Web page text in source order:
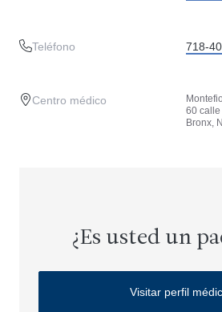
Teléfono 718-
Centro médico
60 calle
Bronx,
¿Es usted un
Visitar perfil